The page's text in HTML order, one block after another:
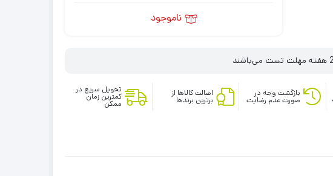
ناموجود
بازگشت وجه در
صورت عدم رضایت
اصالت کالاها از
برترین برندها
تحویل سریع در
کمترین زمان
ممکن